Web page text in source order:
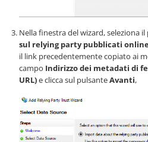
Nella finestra del wizard, seleziona
sul relying party pubblicati
il link precedentemente copiato ai
campo Indirizzo dei metadati di
URL)e clicca sul pulsanteAvanti,